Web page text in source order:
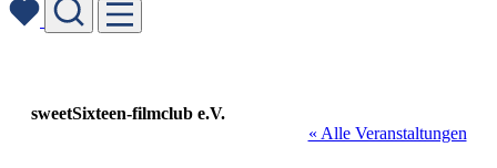
sweetSixteen-filmclub e.V.
« Alle Veranstaltungen